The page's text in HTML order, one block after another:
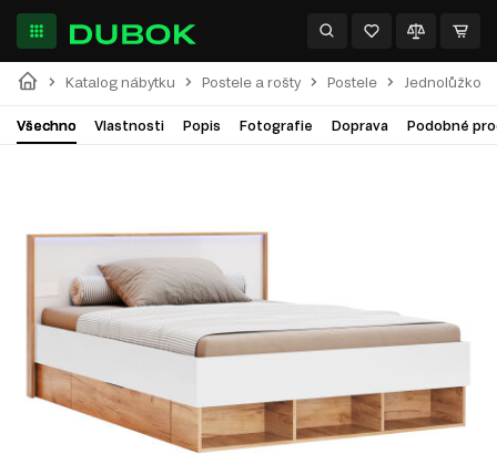
Katalog nábytku Postele a rošty Postele
Všechno Vlastnosti Popis Fotografie Doprava Podobné